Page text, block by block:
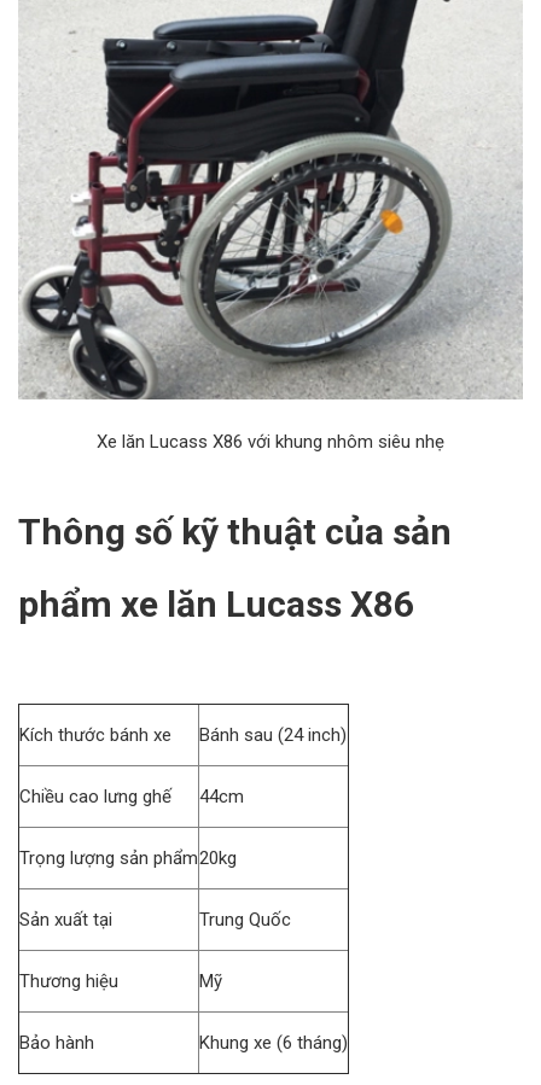
Xe lăn Lucass X86 với khung nhôm siêu nhẹ
Thông số kỹ thuật của sản
phẩm xe lăn Lucass X86
Kích thước bánh xe Bánh sau (24 inch)
Chiều cao lưng ghế 44cm
Trọng lượng sản phẩm20kg
Sản xuất tại Trung Quốc
Thương hiệu Mỹ
Bảo hành Khung xe (6 tháng)